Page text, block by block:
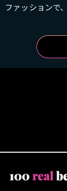
ファッションで